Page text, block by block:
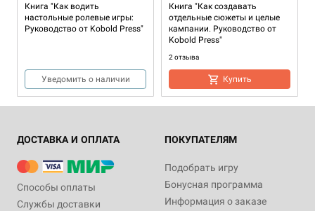
Книга "Как водить
настольные ролевые игры:
Руководство от Kobold Press"
Уведомить о наличии
Книга "Как создавать
отдельные сюжеты и целые
кампании. Руководство от
Kobold Press"
2 отзыва
Купить
ДОСТАВКА И ОПЛАТА
Способы оплаты
Службы доставки
ПОКУПАТЕЛЯМ
Подобрать игру
Бонусная программа
Информация о заказе